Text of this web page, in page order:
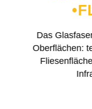
Das
Oberflächen: